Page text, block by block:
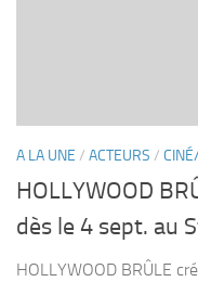
A LA UNE / ACTEURS /
HOLLYWOOD
dès le 4 sept. au
HOLLYWOOD BRÛLE